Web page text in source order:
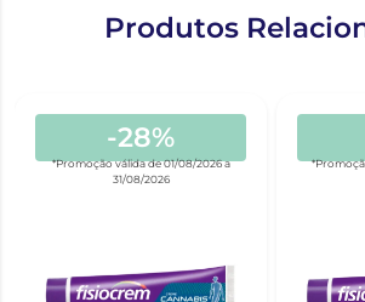
Produtos
-28%
*Promoção válida de 01/08/2026 a
31/08/2026